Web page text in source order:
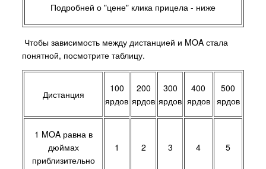
Подробней о "цене" клика прицела - ниже
Чтобы зависимость между дистанцией и MOA стала
понятной, посмотрите таблицу.
Дистанция
100
ярдов
200
ярдов
300
ярдов
400
ярдов
500
ярдов
1 MOA равна в
дюймах
приблизительно
1 2 3 4 5